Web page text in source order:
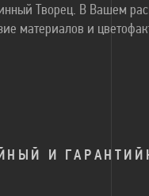
Творец. В Вашем
материалов и
И